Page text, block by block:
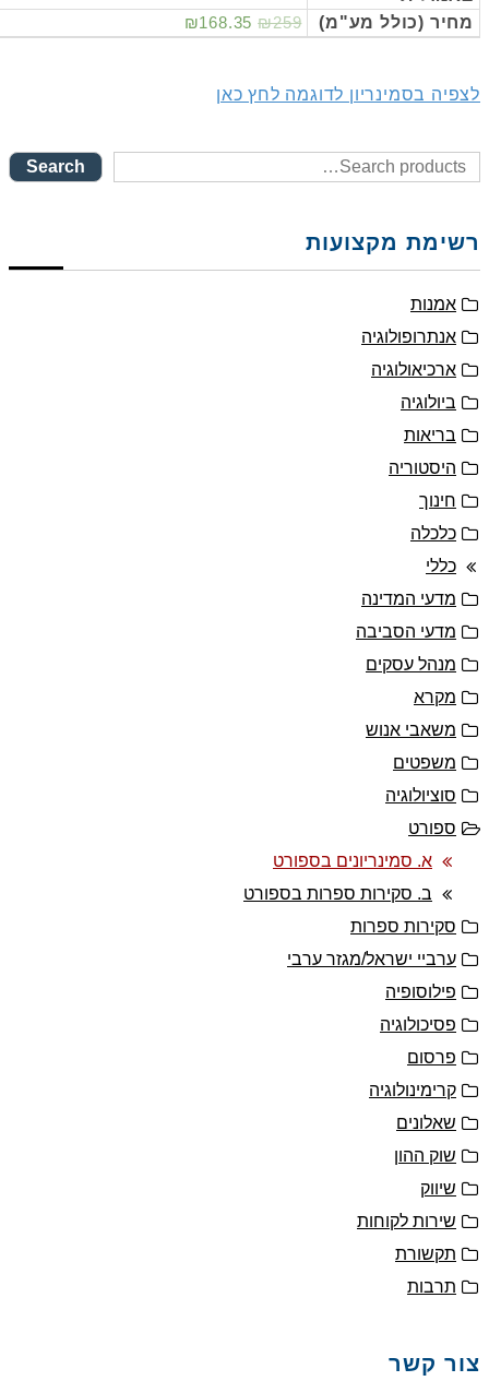
(כולל מע"מ)
₪168.35 ₪259
בסמינריון לדוגמה לחץ כאן
Search
מקצועות
אמנות
אנתרופולוגיה
ארכיאולוגיה
ביולוגיה
בריאות
היסטוריה
חינוך
כלכלה
כללי
מדעי המדינה
מדעי הסביבה
מנהל עסקים
מקרא
משאבי אנוש
משפטים
סוציולוגיה
ספורט
א. סמינריונים בספורט
ב. סקירות ספרות בספורט
סקירות ספרות
ערביי ישראל/מגזר ערבי
פילוסופיה
פסיכולוגיה
פרסום
קרימינולוגיה
שאלונים
שוק ההון
שיווק
שירות לקוחות
תקשורת
תרבות
קשר